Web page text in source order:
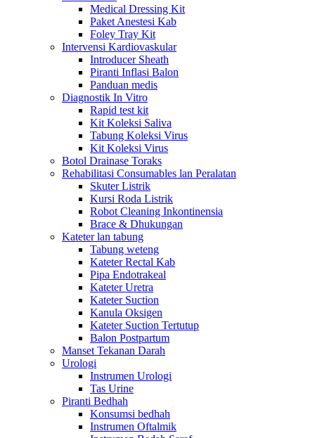
Medical Dressing Kit
Paket Anestesi Kab
Foley Tray Kit
Intervensi Kardiovaskular
Introducer Sheath
Piranti Inflasi Balon
Panduan medis
Diagnostik In Vitro
Rapid test kit
Kit Koleksi Saliva
Tabung Koleksi Virus
Kit Koleksi Virus
Botol Drainase Toraks
Rehabilitasi Consumables lan Peralatan
Skuter Listrik
Kursi Roda Listrik
Robot Cleaning Inkontinensia
Brace & Dhukungan
Kateter lan tabung
Tabung weteng
Kateter Rectal Kab
Pipa Endotrakeal
Kateter Uretra
Kateter Suction
Kanula Oksigen
Kateter Suction Tertutup
Balon Postpartum
Manset Tekanan Darah
Urologi
Instrumen Urologi
Tas Urine
Piranti Bedhah
Konsumsi bedhah
Instrumen Oftalmik